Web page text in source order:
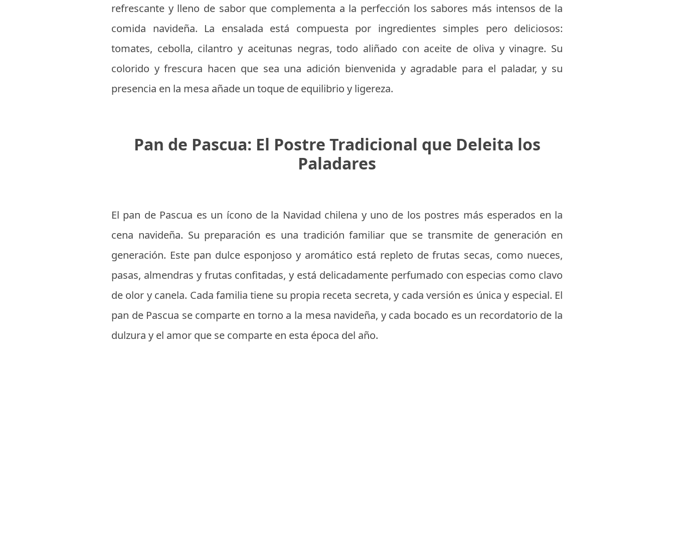
refrescante y lleno de sabor que complementa a la perfección los sabores más intensos de la
comida navideña. La ensalada está compuesta por ingredientes simples pero deliciosos:
tomates, cebolla, cilantro y aceitunas negras, todo aliñado con aceite de oliva y vinagre. Su
colorido y frescura hacen que sea una adición bienvenida y agradable para el paladar, y su
presencia en la mesa añade un toque de equilibrio y ligereza.
Pan de Pascua: El Postre Tradicional que Deleita los
Paladares
El pan de Pascua es un ícono de la Navidad chilena y uno de los postres más esperados en la
cena navideña. Su preparación es una tradición familiar que se transmite de generación en
generación. Este pan dulce esponjoso y aromático está repleto de frutas secas, como nueces,
pasas, almendras y frutas confitadas, y está delicadamente perfumado con especias como clavo
de olor y canela. Cada familia tiene su propia receta secreta, y cada versión es única y especial. El
pan de Pascua se comparte en torno a la mesa navideña, y cada bocado es un recordatorio de la
dulzura y el amor que se comparte en esta época del año.